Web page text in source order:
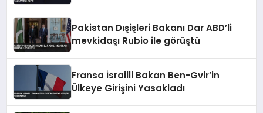
Pakistan Dışişleri Bakanı Dar ABD’li
mevkidaşı Rubio ile görüştü
Fransa İsrailli Bakan Ben-Gvir’in
Ülkeye Girişini Yasakladı